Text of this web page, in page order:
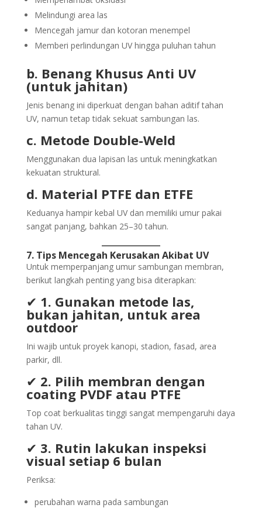
Melindungi area las
Mencegah jamur dan kotoran menempel
Memberi perlindungan UV hingga puluhan tahun
b. Benang Khusus Anti UV
(untuk jahitan)
Jenis benang ini diperkuat dengan bahan aditif tahan
UV, namun tetap tidak sekuat sambungan las.
c. Metode Double-Weld
Menggunakan dua lapisan las untuk meningkatkan
kekuatan struktural.
d. Material PTFE dan ETFE
Keduanya hampir kebal UV dan memiliki umur pakai
sangat panjang, bahkan 25–30 tahun.
7. Tips Mencegah Kerusakan Akibat UV
Untuk memperpanjang umur sambungan membran,
berikut langkah penting yang bisa diterapkan:
✔ 1. Gunakan metode las,
bukan jahitan, untuk area
outdoor
Ini wajib untuk proyek kanopi, stadion, fasad, area
parkir, dll.
✔ 2. Pilih membran dengan
coating PVDF atau PTFE
Top coat berkualitas tinggi sangat mempengaruhi daya
tahan UV.
✔ 3. Rutin lakukan inspeksi
visual setiap 6 bulan
Periksa:
perubahan warna pada sambungan